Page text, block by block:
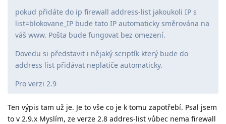
pokud přidáte do ip firewall address-list jakoukoli IP s
list=blokovane_IP bude tato IP automaticky směrována na
váš www. Pošta bude fungovat bez omezení.
Dovedu si představit i nějaký scriptík který bude do
address list přidávat neplatiče automaticky.
Pro verzi 2.9
Ten výpis tam už je. Je to vše co je k tomu zapotřebí. Psal jsem
to v 2.9.x Myslím, ze verze 2.8 addres-list vůbec nema firewall